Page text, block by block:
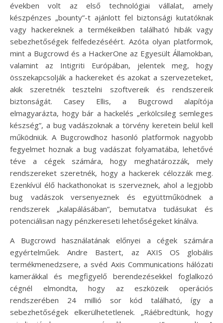
években volt az első technológiai vállalat, amely
készpénzes „bounty”-t ajánlott fel biztonsági kutatóknak
vagy hackereknek a termékeikben található hibák vagy
sebezhetőségek felfedezéséért. Azóta olyan platformok,
mint a Bugcrowd és a HackerOne az Egyesült Államokban,
valamint az Intigriti Európában, jelentek meg, hogy
összekapcsolják a hackereket és azokat a szervezeteket,
akik szeretnék tesztelni szoftvereik és rendszereik
biztonságát. Casey Ellis, a Bugcrowd alapítója
elmagyarázta, hogy bár a hackelés „erkölcsileg semleges
készség”, a bug vadászoknak a törvény keretein belül kell
működniük. A Bugcrowdhoz hasonló platformok nagyobb
fegyelmet hoznak a bug vadászat folyamatába, lehetővé
téve a cégek számára, hogy meghatározzák, mely
rendszereket szeretnék, hogy a hackerek célozzák meg.
Ezenkívül élő hackathonokat is szerveznek, ahol a legjobb
bug vadászok versenyeznek és együttműködnek a
rendszerek „kalapálásában”, bemutatva tudásukat és
potenciálisan nagy pénzkereseti lehetőségeket kínálva.
A Bugcrowd használatának előnyei a cégek számára
egyértelműek. Andre Bastert, az AXIS OS globális
termékmenedzsere, a svéd Axis Communications hálózati
kamerákkal és megfigyelő berendezésekkel foglalkozó
cégnél elmondta, hogy az eszközeik operációs
rendszerében 24 millió sor kód található, így a
sebezhetőségek elkerülhetetlenek. „Ráébredtünk, hogy